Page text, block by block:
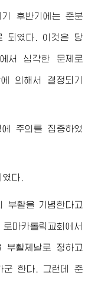
후반기에는 춘분
되였다. 이것은 당
서 심각한 문제로
의해서 결정되기
주의를 집중하였
다.
부활을 기념한다고
마카톨릭교회에서
부활제날로 정하고
군 한다. 그런데 춘